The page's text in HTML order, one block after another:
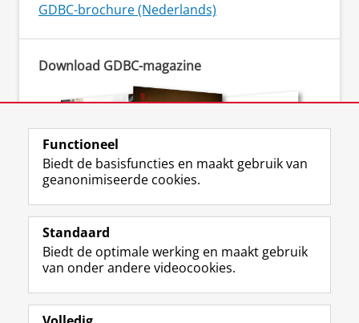
GDBC-brochure (Nederlands)
Download GDBC-magazine
GDBC-magazine (2021)
Functioneel
Biedt de basisfuncties en maakt gebruik van
geanonimiseerde cookies.
Standaard
Biedt de optimale werking en maakt gebruik
van onder andere videocookies.